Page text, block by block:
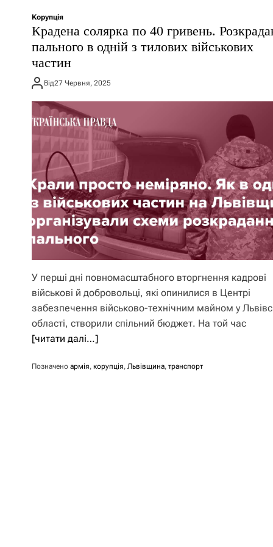
Корупція
Крадена солярка по 40 гривень.
пального в одній з тилових військових
частин
Від27 Червня, 2025
У перші дні повномасштабного вторгнення кадрові
військові й добровольці, які опинилися в Центрі
забезпечення військово-технічним майном у
області, створили спільний бюджет. На той час
[читати далі…]
Позначено армія, корупція, Львівщина, транспорт